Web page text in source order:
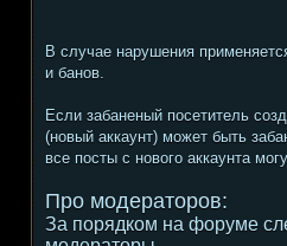
В случае нарушения
и банов.
Если забаненый посетитель
(новый аккаунт) может быть
все посты с нового аккаунта
Про модераторов:
За порядком на форуме